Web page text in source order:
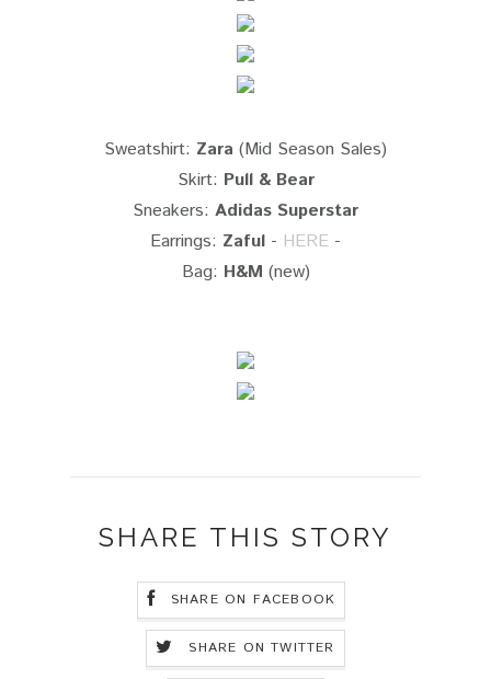
Sweatshirt: Zara (Mid Season Sales)
Skirt: Pull & Bear
Sneakers: Adidas Superstar
Earrings: Zaful - HERE -
Bag: H&M (new)
SHARE THIS STORY
SHARE ON FACEBOOK
SHARE ON TWITTER